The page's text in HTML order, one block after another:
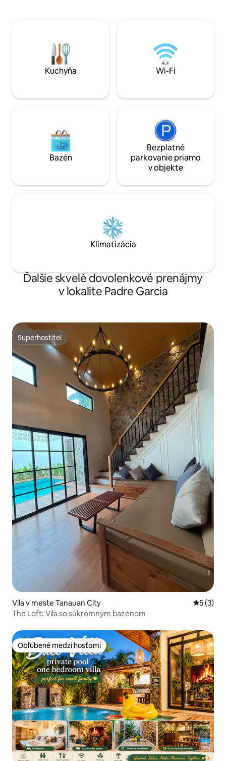
minút jazdy na trh a kostol 5 minút jazdy
na akciový trh Padre Garcia Live
úchvatnej
navrhnuté v
štýle z polovice
pohodlie a
Kuchyňa Wi-Fi
Bazén
Bezplatné
parkovanie priamo
v objekte
Klimatizácia
Ďalšie skvelé dovolenkové prenájmy
v lokalite Padre Garcia
Superhostiteľ
Superhostiteľ
Vila v meste Tanauan City
5 (3)
The Loft: Vila so súkromným bazénom
Obľúbené medzi hosťami
Obľúbené medzi hosťami